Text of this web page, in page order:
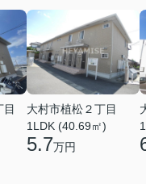
大村市植松２丁目
1LDK (40.69㎡)
5.7万円